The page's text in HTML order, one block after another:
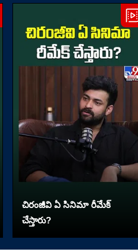
చిరంజీవి ఏ సినిమా రీమేక్
చేస్తారు?